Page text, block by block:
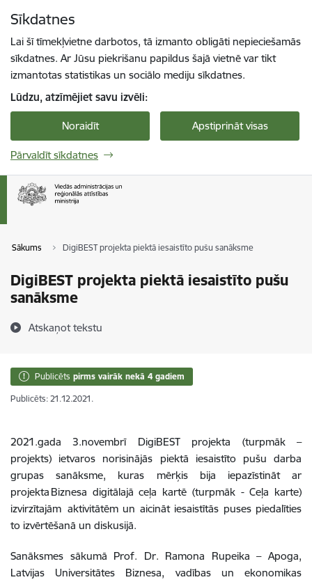
Sīkdatnes
Lai šī tīmekļvietne darbotos, tā izmanto obligāti nepieciešamās
sīkdatnes. Ar Jūsu piekrišanu papildus šajā vietnē var tikt
izmantotas statistikas un sociālo mediju sīkdatnes.
Lūdzu, atzīmējiet savu izvēli:
Noraidīt Apstiprināt visas
Pārvaldīt sīkdatnes
Sākums DigiBEST projekta piektā iesaistīto pušu sanāksme
DigiBEST projekta piektā iesaistīto pušu
sanāksme
Atskaņot tekstu
Publicēts pirms vairāk nekā 4 gadiem
Publicēts: 21.12.2021.
2021.gada 3.novembrī DigiBEST projekta (turpmāk –
projekts) ietvaros norisinājās piektā iesaistīto pušu darba
grupas sanāksme, kuras mērķis bija iepazīstināt ar
projekta Biznesa digitālajā ceļa kartē (turpmāk - Ceļa karte)
izvirzītajām aktivitātēm un aicināt iesaistītās puses piedalīties
to izvērtēšanā un diskusijā.
Sanāksmes sākumā Prof. Dr. Ramona Rupeika – Apoga,
Latvijas Universitātes Biznesa, vadības un ekonomikas